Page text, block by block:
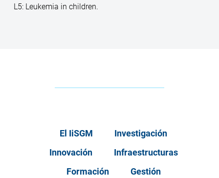
L5: Leukemia in children.
El IiSGM
Investigación
Innovación
Infraestructuras
Formación
Gestión